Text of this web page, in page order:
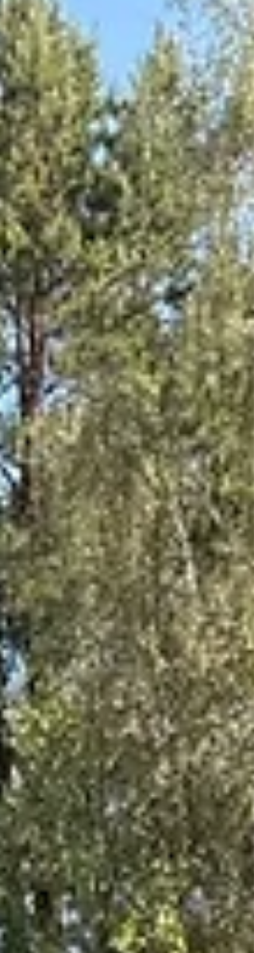
akce proběhla pod taktovkou naší
organizace K9RESCUE CZ ve spolupráci se
SZBK. Byla to letos už naše druhá
akce a moc doufám, že se tato skvělá
spolupráce bude i nadále ro